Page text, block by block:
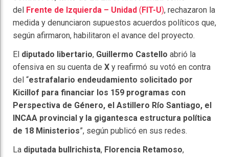
del
Frente de Izquierda – Unidad ( FIT-U), rechazaron la
medida y denunciaron supuestos acuerdos políticos que,
según afirmaron, habilitaron el avance del proyecto.
El diputado libertario, Guillermo Castello abrió la
ofensiva en su cuenta de X y reafirmó su votó en contra
del “estrafalario endeudamiento solicitado por
Kicillof para financiar los 159 programas con
Perspectiva de Género, el Astillero Río Santiago, el
INCAA provincial y la gigantesca estructura política
de 18 Ministerios”, según publicó en sus redes.
La diputada bullrichista, Florencia Retamoso,